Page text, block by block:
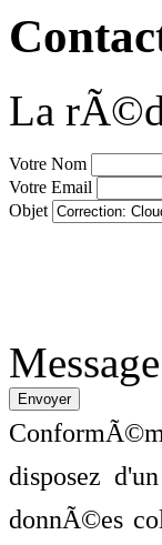
La
Votre Nom
Votre Email
Objet
Message
disposez
donnÃ©es